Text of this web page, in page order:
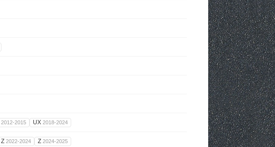
2012-2015 UX 2018-2024
Z 2022-2024 Z 2024-2025